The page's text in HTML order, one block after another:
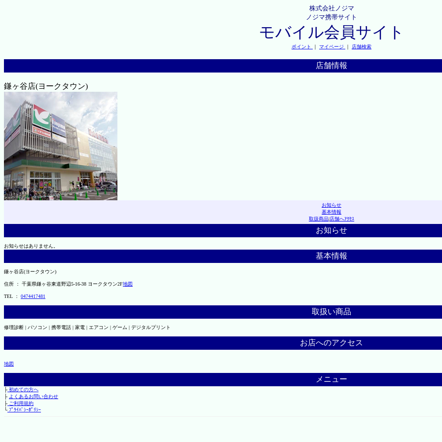
株式会社ノジマ
ノジマ携帯サイト
モバイル会員サイト
ポイント ｜ マイページ ｜ 店舗検索
店舗情報
鎌ヶ谷店(ヨークタウン)
お知らせ
基本情報
取扱商品|店舗へｱｸｾｽ
お知らせ
お知らせはありません。
基本情報
鎌ヶ谷店(ヨークタウン)
住所 ： 千葉県鎌ヶ谷東道野辺5-16-38 ヨークタウン2F地図
TEL ： 0474417481
取扱い商品
修理診断 | パソコン | 携帯電話 | 家電 | エアコン | ゲーム | デジタルプリント
お店へのアクセス
地図
メニュー
├初めての方へ
├ よくあるお問い合わせ
├ご利用規約
└ﾌﾟﾗｲﾊﾞｼｰﾎﾟﾘｼｰ